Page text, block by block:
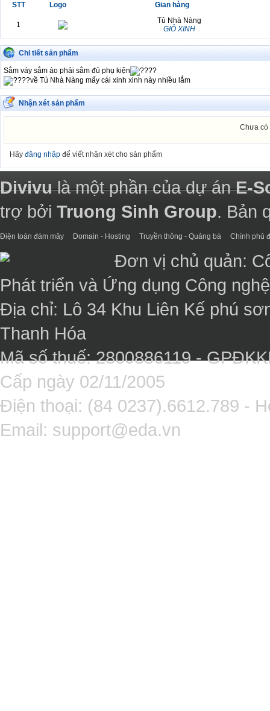
STT Logo Gian hàng
1
Tủ Nhà Nàng
GIỎ XINH
Chi tiết sản phẩm
Sắm váy sắm áo phải sắm đủ phụ kiện
về Tủ Nhà Nàng mấy cái xinh xinh này nhiều lắm
Nhận xét sản phẩm
Chưa có
Hãy đăng nhập để viết nhận xét cho sản phẩm
Divivulà một phần của dự ánE-
trợ bởi Truong Sinh Group. Bản
Điện toán đám mây Domain - Hosting Truyền thông - Quảng bá Chính phủ
Đơn vị chủ quản:
Phát triển và Ứng dụng Công
Địa chỉ: Lô 34 Khu Liên Kế phú
Thanh Hóa
Mã số thuế: 2800886119 -
Cấp ngày 02/11/2005
Điện thoại: (84 0237).6612.789 -
Email: support@eda.vn